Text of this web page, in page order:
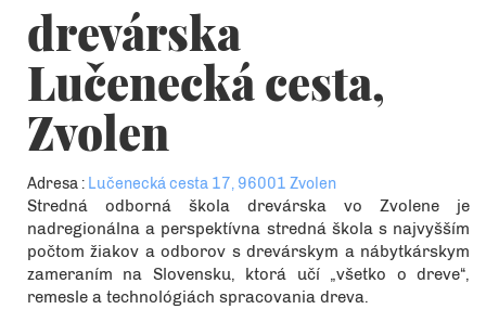
drevárska
Lučenecká cesta,
Zvolen
Adresa : Lučenecká cesta 17, 96001 Zvolen
Stredná odborná škola drevárska vo Zvolene je
nadregionálna a perspektívna stredná škola s najvyšším
počtom žiakov a odborov s drevárskym a nábytkárskym
zameraním na Slovensku, ktorá učí „všetko o dreve“,
remesle a technológiách spracovania dreva.